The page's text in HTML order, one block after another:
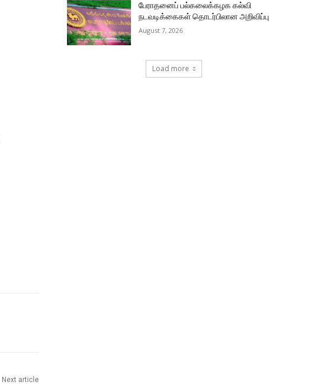
Next article
பேராதனைப் பல்கலைக்கழக கல்வி
நடவடிக்கைகள் தொடர்பிலான அறிவிப்பு
August 7, 2026
Load more